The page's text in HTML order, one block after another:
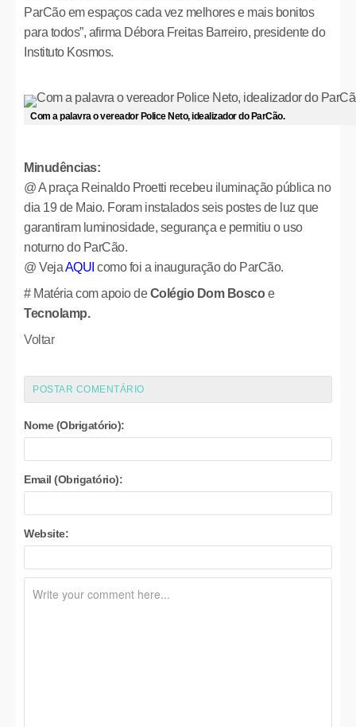
ParCão em espaços cada vez melhores e mais bonitos
para todos”, afirma Débora Freitas Barreiro, presidente do
Instituto Kosmos.
Com a palavra o vereador Police Neto, idealizador do ParCão.
Minudências:
@ A praça Reinaldo Proetti recebeu iluminação pública no
dia 19 de Maio. Foram instalados seis postes de luz que
garantiram luminosidade, segurança e permitiu o uso
noturno do ParCão.
@ VejaAQUI como foi a inauguração do ParCão.
# Matéria com apoio deColégio Dom Boscoe
Tecnolamp.
Voltar
POSTAR COMENTÁRIO
Nome (Obrigatório):
Email (Obrigatório):
Website: